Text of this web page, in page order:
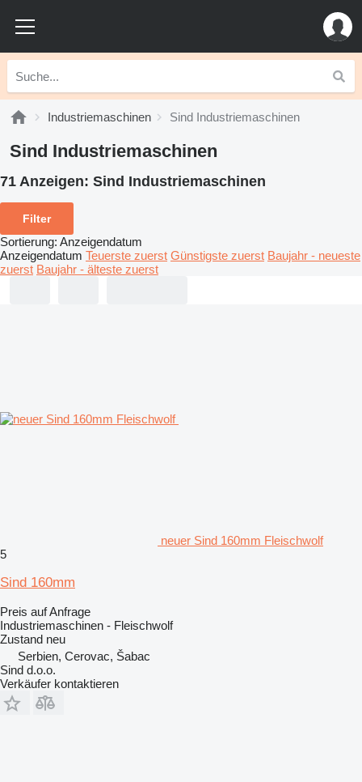
Industriemaschinen Sind Industriemaschinen
Sind Industriemaschinen
71 Anzeigen: Sind Industriemaschinen
Filter
Sortierung: Anzeigendatum
Anzeigendatum Teuerste zuerst Günstigste zuerst Baujahr - neueste
zuerst Baujahr - älteste zuerst
neuer Sind 160mm Fleischwolf
5
Sind 160mm
Preis auf Anfrage
Industriemaschinen - Fleischwolf
Zustand neu
Serbien, Cerovac, Šabac
Sind d.o.o.
Verkäufer kontaktieren